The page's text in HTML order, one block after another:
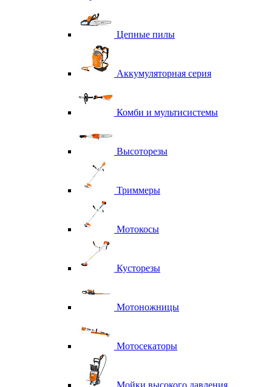
Цепные пилы
Аккумуляторная серия
Комби и мультисистемы
Высоторезы
Триммеры
Мотокосы
Кусторезы
Мотоножницы
Мотосекаторы
Мойки высокого давления